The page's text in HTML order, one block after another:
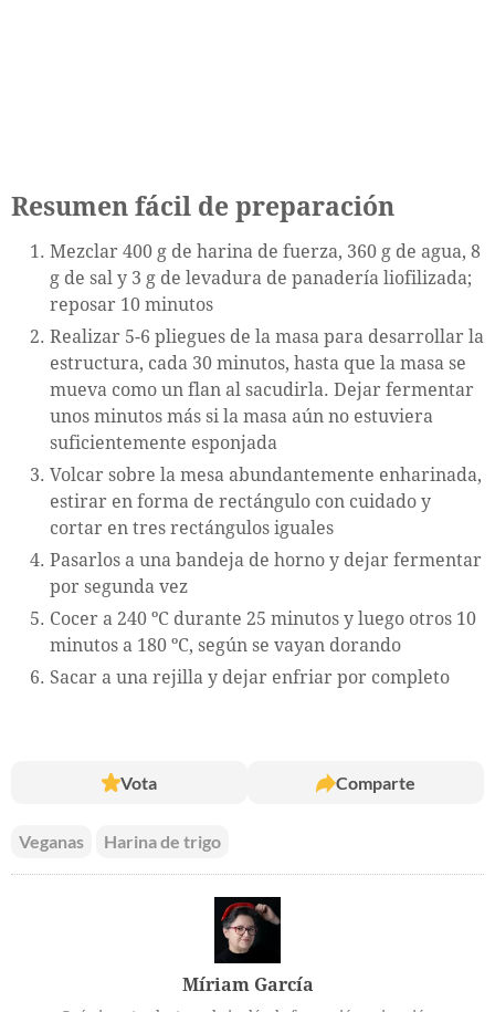
Resumen fácil de preparación
Mezclar 400 g de harina de fuerza, 360 g de agua, 8
g de sal y 3 g de levadura de panadería liofilizada;
reposar 10 minutos
Realizar 5-6 pliegues de la masa para desarrollar la
estructura, cada 30 minutos, hasta que la masa se
mueva como un flan al sacudirla. Dejar fermentar
unos minutos más si la masa aún no estuviera
suficientemente esponjada
Volcar sobre la mesa abundantemente enharinada,
estirar en forma de rectángulo con cuidado y
cortar en tres rectángulos iguales
Pasarlos a una bandeja de horno y dejar fermentar
por segunda vez
Cocer a 240 ºC durante 25 minutos y luego otros 10
minutos a 180 ºC, según se vayan dorando
Sacar a una rejilla y dejar enfriar por completo
Vota Comparte
Veganas Harina de trigo
Míriam García